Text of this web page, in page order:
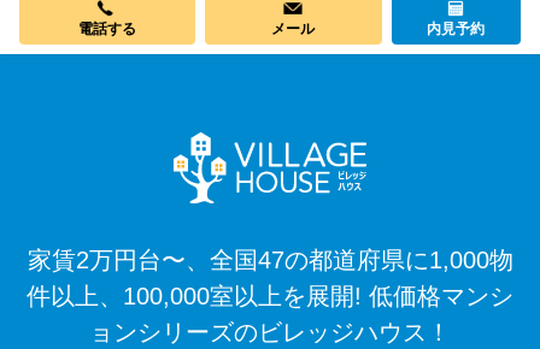
電話する メール 内見予約
家賃2万円台〜、全国47の都道府県に1,000物
件以上、100,000室以上を展開! 低価格マンシ
ョンシリーズのビレッジハウス！